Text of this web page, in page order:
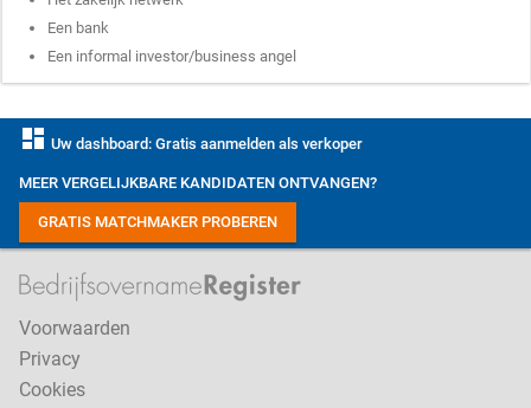
Een bank
Een informal investor/business angel
dashboard Uw dashboard: Gratis aanmelden als verkoper
MEER VERGELIJKBARE KANDIDATEN ONTVANGEN?
GRATIS MATCHMAKER PROBEREN
Voorwaarden
Privacy
Cookies